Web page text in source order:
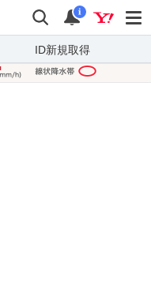
検索 通知
i
ID新規取得